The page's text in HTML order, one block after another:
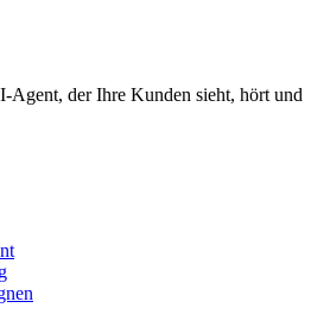
Agent, der Ihre Kunden sieht, hört und